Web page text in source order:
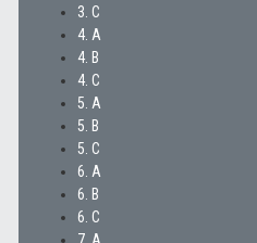
3. C
4. A
4. B
4. C
5. A
5. B
5. C
6. A
6. B
6. C